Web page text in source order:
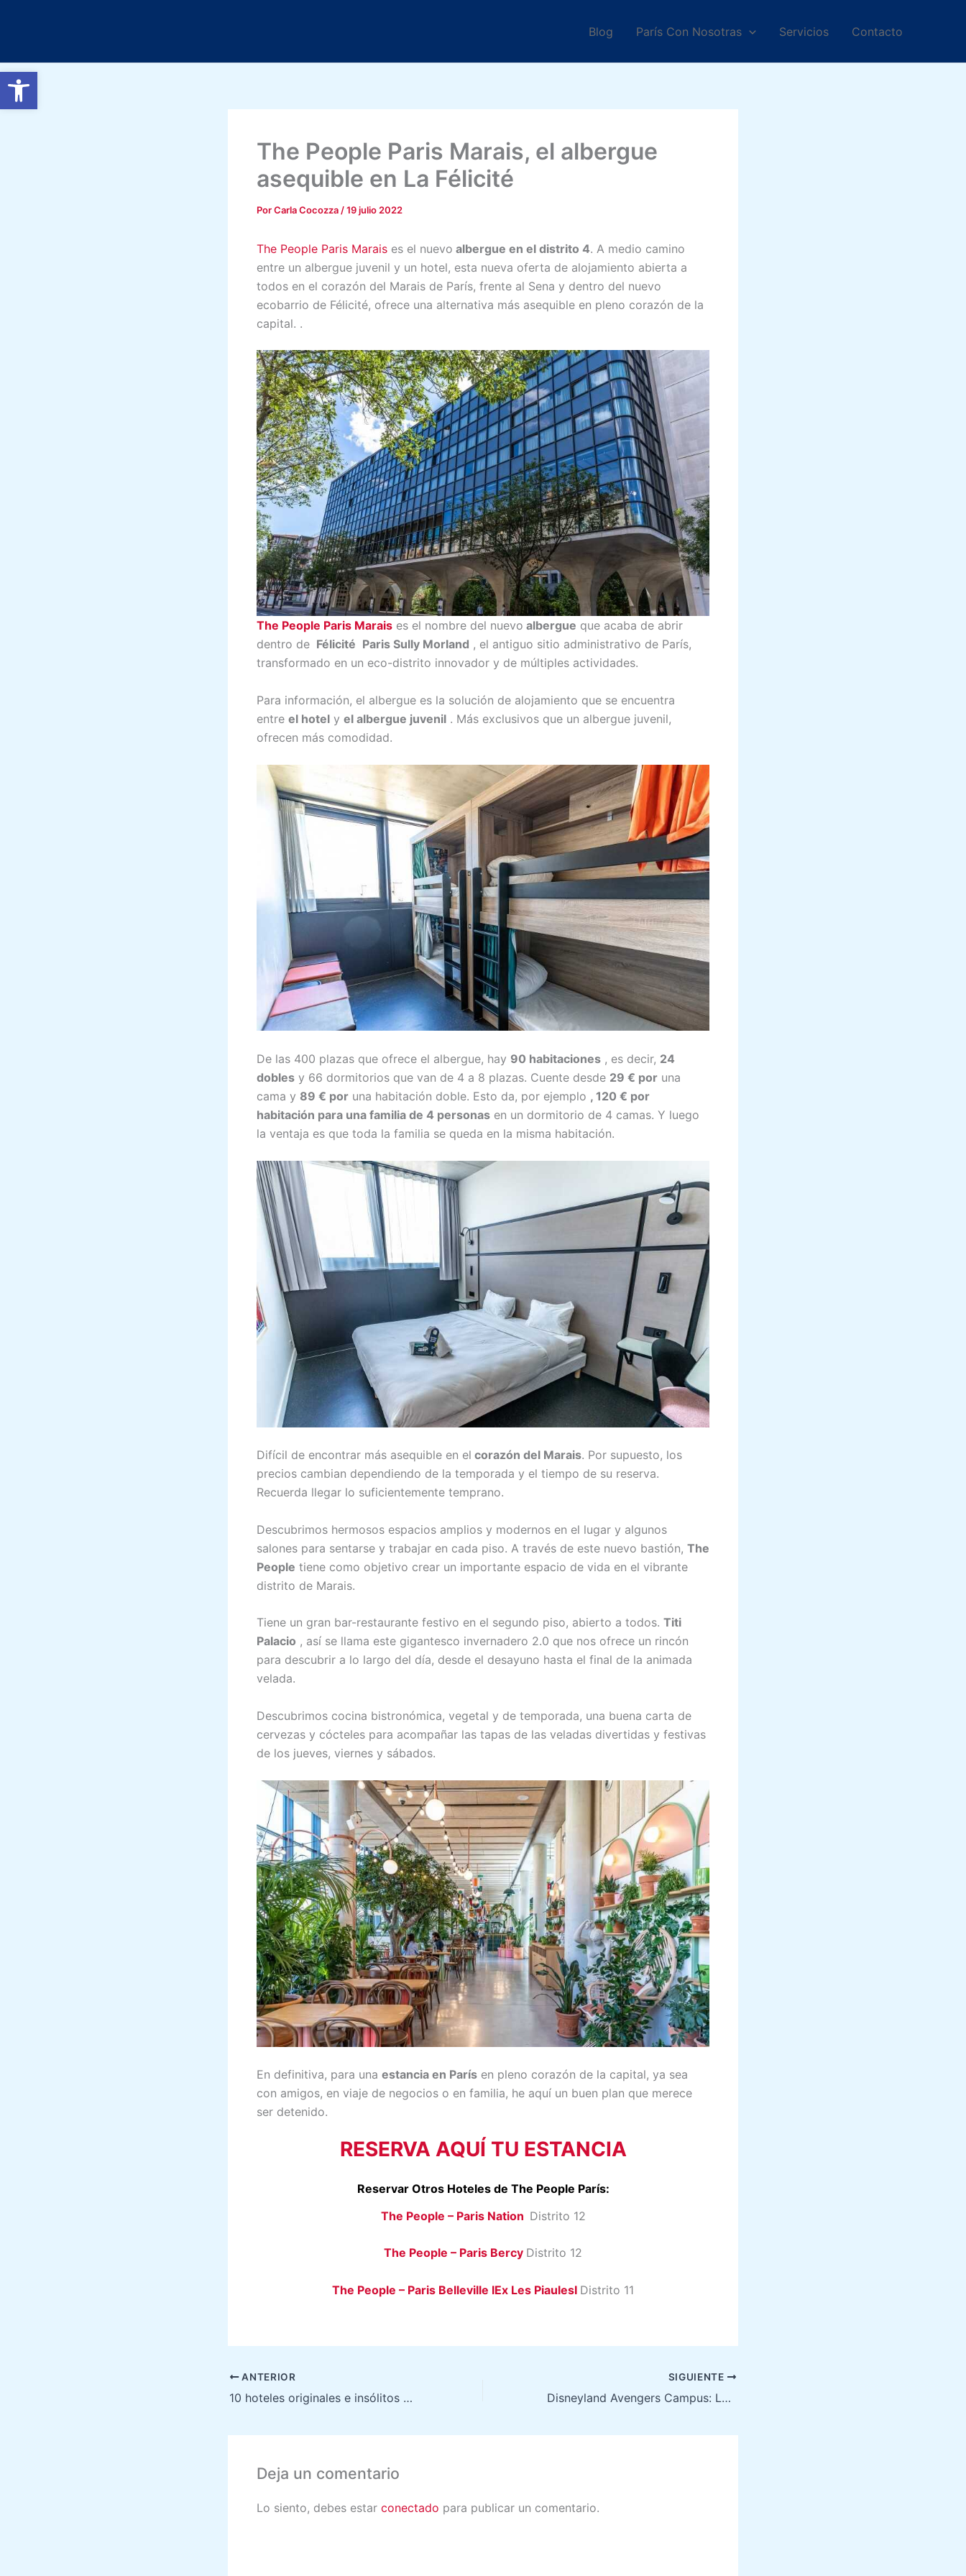
Abrir barra de herramientas
Blog París Con Nosotras Servicios Contacto
The People Paris Marais, el albergue
asequible en La Félicité
PorCarla Cocozza /19 julio 2022
The People Paris Marais es el nuevo albergue en el distrito 4. A medio camino
entre un albergue juvenil y un hotel, esta nueva oferta de alojamiento abierta a
todos en el corazón del Marais de París, frente al Sena y dentro del nuevo
ecobarrio de Félicité, ofrece una alternativa más asequible en pleno corazón de la
capital. .
The People Paris Marais es el nombre del nuevo albergue que acaba de abrir
dentro de Félicité Paris Sully Morland , el antiguo sitio administrativo de París,
transformado en un eco-distrito innovador y de múltiples actividades.
Para información, el albergue es la solución de alojamiento que se encuentra
entre el hotel y el albergue juvenil . Más exclusivos que un albergue juvenil,
ofrecen más comodidad.
De las 400 plazas que ofrece el albergue, hay 90 habitaciones , es decir, 24
dobles y 66 dormitorios que van de 4 a 8 plazas. Cuente desde 29 € por una
cama y 89 € por una habitación doble. Esto da, por ejemplo , 120 € por
habitación para una familia de 4 personas en un dormitorio de 4 camas. Y luego
la ventaja es que toda la familia se queda en la misma habitación.
Difícil de encontrar más asequible en el corazón del Marais. Por supuesto, los
precios cambian dependiendo de la temporada y el tiempo de su reserva.
Recuerda llegar lo suficientemente temprano.
Descubrimos hermosos espacios amplios y modernos en el lugar y algunos
salones para sentarse y trabajar en cada piso. A través de este nuevo bastión, The
People tiene como objetivo crear un importante espacio de vida en el vibrante
distrito de Marais.
Tiene un gran bar-restaurante festivo en el segundo piso, abierto a todos. Titi
Palacio , así se llama este gigantesco invernadero 2.0 que nos ofrece un rincón
para descubrir a lo largo del día, desde el desayuno hasta el final de la animada
velada.
Descubrimos cocina bistronómica, vegetal y de temporada, una buena carta de
cervezas y cócteles para acompañar las tapas de las veladas divertidas y festivas
de los jueves, viernes y sábados.
En definitiva, para una estancia en París en pleno corazón de la capital, ya sea
con amigos, en viaje de negocios o en familia, he aquí un buen plan que merece
ser detenido.
RESERVA AQUÍ TU ESTANCIA
Reservar Otros Hoteles de The People París:
The People – Paris Nation Distrito 12
The People – Paris Bercy Distrito 12
The People – Paris Belleville IEx Les PiaulesI Distrito 11
ANTERIOR
10 hoteles originales e insólitos para una estancia única en París
SIGUIENTE
Disneyland Avengers Campus: La Nueva Zona Dedicada al Superhéroe de Marvel
Deja un comentario
Lo siento, debes estar conectado para publicar un comentario.